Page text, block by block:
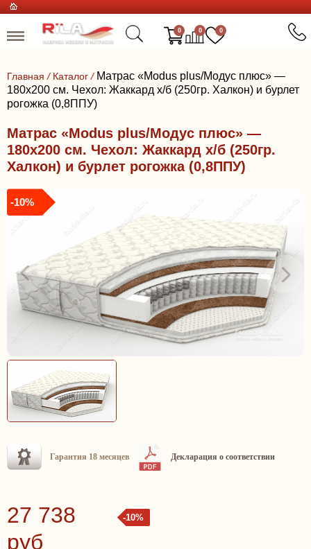
0 0 0
Главная / Каталог / Матрас «Modus plus/Модус плюс» —
180x200 см. Чехол: Жаккард х/б (250гр. Халкон) и бурлет
рогожка (0,8ППУ)
Матрас «Modus plus/Модус плюс» —
180x200 см. Чехол: Жаккард х/б (250гр.
Халкон) и бурлет рогожка (0,8ППУ)
-10%
Гарантия 18 месяцев Декларация о соответствии
-10%
27 738
руб